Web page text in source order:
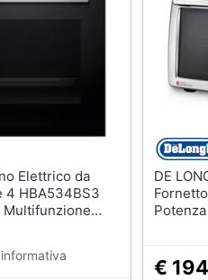
4 HBA534BS3
Multifunzione
DE LONGHI -
€